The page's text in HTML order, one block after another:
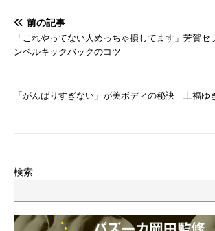
前の記事
「これやってない人めっちゃ損してます」芳賀
ンベルキックバックのコツ
「がんばりすぎない」が美ボディの秘訣 上福ゆ
検索